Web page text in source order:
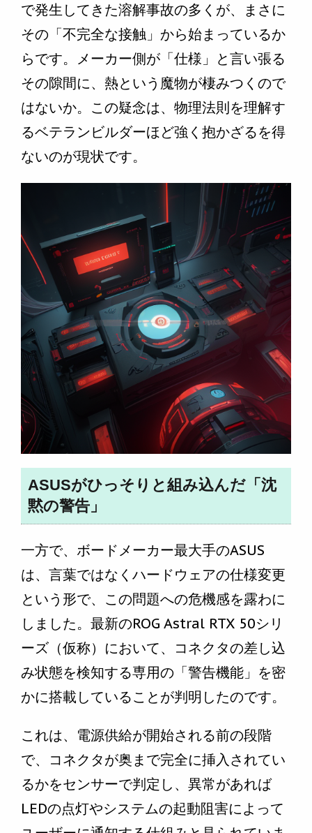
で発生してきた溶解事故の多くが、まさに
その「不完全な接触」から始まっているか
らです。メーカー側が「仕様」と言い張る
その隙間に、熱という魔物が棲みつくので
はないか。この疑念は、物理法則を理解す
るベテランビルダーほど強く抱かざるを得
ないのが現状です。
ASUSがひっそりと組み込んだ「沈
黙の警告」
一方で、ボードメーカー最大手のASUS
は、言葉ではなくハードウェアの仕様変更
という形で、この問題への危機感を露わに
しました。最新のROG Astral RTX 50シリ
ーズ（仮称）において、コネクタの差し込
み状態を検知する専用の「警告機能」を密
かに搭載していることが判明したのです。
これは、電源供給が開始される前の段階
で、コネクタが奥まで完全に挿入されてい
るかをセンサーで判定し、異常があれば
LEDの点灯やシステムの起動阻害によって